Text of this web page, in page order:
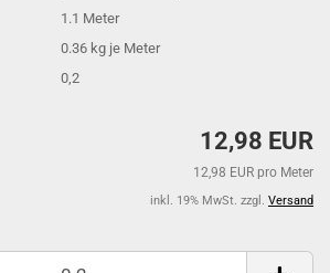
1.1 Meter
0.36 kg je Meter
0,2
12,98 EUR
12,98 EUR pro Meter
inkl. 19% MwSt. zzgl. Versand